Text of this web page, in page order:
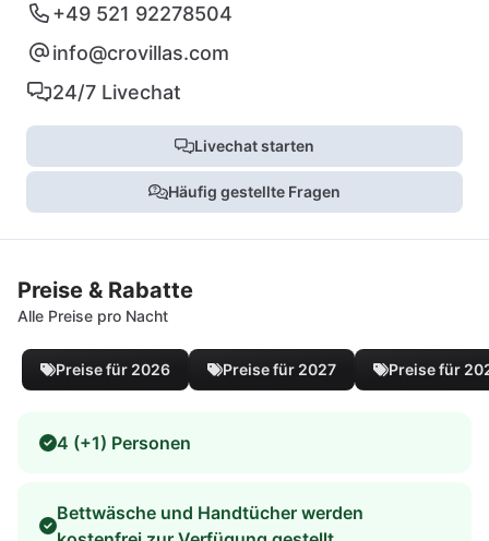
+49 521 92278504
info@crovillas.com
24/7 Livechat
Livechat starten
Häufig gestellte Fragen
Preise & Rabatte
Alle Preise pro Nacht
Preise für 2026 Preise für 2027 Preise für
4 (+1) Personen
Bettwäsche und Handtücher werden